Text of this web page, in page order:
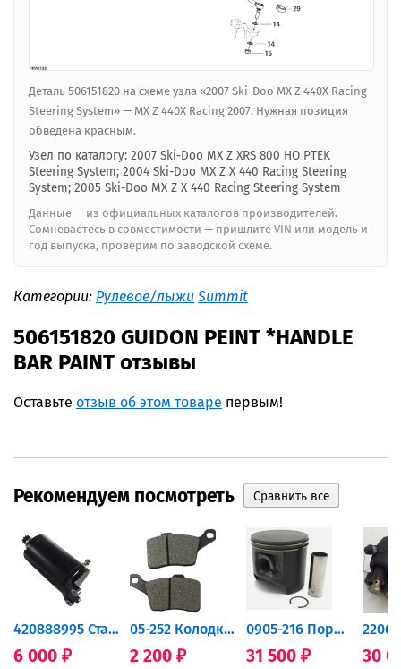
Деталь 506151820 на схеме узла «2007 Ski-Doo MX Z 440X Racing
Steering System» — MX Z 440X Racing 2007. Нужная позиция
обведена красным.
Узел по каталогу: 2007 Ski-Doo MX Z XRS 800 HO PTEK
Steering System; 2004 Ski-Doo MX Z X 440 Racing Steering
System; 2005 Ski-Doo MX Z X 440 Racing Steering System
Данные — из официальных каталогов производителей.
Сомневаетесь в совместимости — пришлите VIN или модель и
год выпуска, проверим по заводской схеме.
Категории: Рулевое/лыжи Summit
506151820 GUIDON PEINT *HANDLE
BAR PAINT отзывы
Оставьте отзыв об этом товаре первым!
Рекомендуем посмотреть
420888995 Стартер для...
6 000 ₽
05-252 Колодки тормозные...
2 200 ₽
0905-216 Поршень Arctic Cat...
31 500 ₽ 30